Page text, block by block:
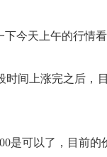
天上午的行情看
上涨完之后，目
可以了，目前的价